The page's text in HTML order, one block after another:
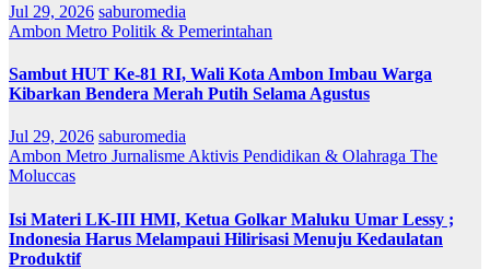
Jul 29, 2026 saburomedia
Ambon Metro Politik & Pemerintahan
Sambut HUT Ke-81 RI, Wali Kota Ambon Imbau Warga
Kibarkan Bendera Merah Putih Selama Agustus
Jul 29, 2026 saburomedia
Ambon Metro Jurnalisme Aktivis Pendidikan & Olahraga The
Moluccas
Isi Materi LK-III HMI, Ketua Golkar Maluku Umar Lessy ;
Indonesia Harus Melampaui Hilirisasi Menuju Kedaulatan
Produktif